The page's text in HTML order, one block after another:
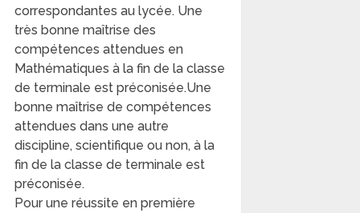
correspondantes au lycée. Une
très bonne maîtrise des
compétences attendues en
Mathématiques à la fin de la classe
de terminale est préconisée.Une
bonne maîtrise de compétences
attendues dans une autre
discipline, scientifique ou non, à la
fin de la classe de terminale est
préconisée.
Pour une réussite en première